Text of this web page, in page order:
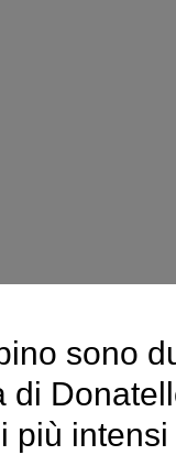
sono
di
più